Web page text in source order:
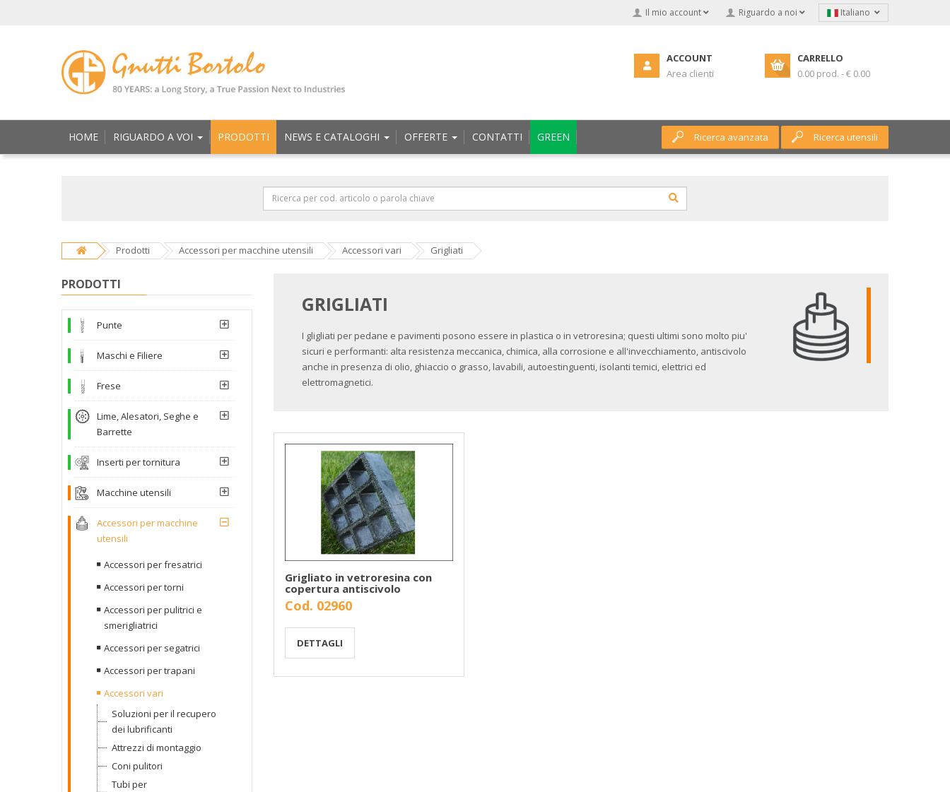
Il mio account Riguardo a noi Italiano
ACCOUNT
Area clienti
CARRELLO
0.00 prod. - € 0.00
HOME RIGUARDO A VOI PRODOTTI NEWS E CATALOGHI OFFERTE CONTATTI GREEN Ricerca avanzata Ricerca utensili
Prodotti Accessori per macchine utensili Accessori vari Grigliati
GRIGLIATI
I gligliati per pedane e pavimenti posono essere in plastica o in vetroresina; questi ultimi sono molto piu'
sicuri e performanti: alta resistenza meccanica, chimica, alla corrosione e all'invecchiamento, antiscivolo
anche in presenza di olio, ghiaccio o grasso, lavabili, autoestinguenti, isolanti temici, elettrici ed
elettromagnetici.
Grigliato in vetroresina con
copertura antiscivolo
Cod. 02960
DETTAGLI
PRODOTTI
Punte
Maschi e Filiere
Frese
Lime, Alesatori, Seghe e
Barrette
Inserti per tornitura
Macchine utensili
Accessori per macchine
utensili
Accessori per fresatrici
Accessori per torni
Accessori per pulitrici e
smerigliatrici
Accessori per segatrici
Accessori per trapani
Accessori vari
Soluzioni per il recupero
dei lubrificanti
Attrezzi di montaggio
Coni pulitori
Tubi per